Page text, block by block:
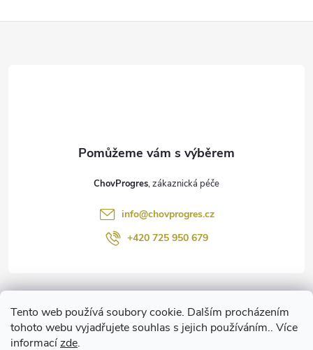
Tento web používá soubory cookie. Dalším procházením
tohoto webu vyjadřujete souhlas s jejich používáním.. Více
informacízde.
ChovProgres
info@chovprogres.cz
+420 725 950 679